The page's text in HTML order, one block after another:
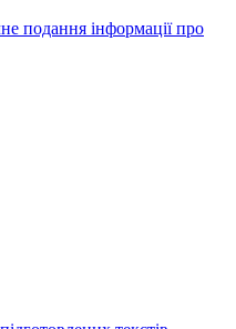
подання інформації про